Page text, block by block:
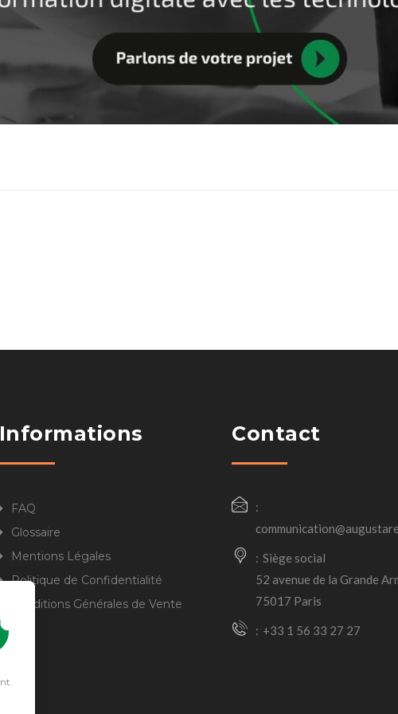
Informations
FAQ
Glossaire
Mentions Légales
Politique de Confidentialité
Conditions Générales de Vente
Contact
Siège social
52 avenue de la Grande
75017 Paris
+33 1 56 33 27 27